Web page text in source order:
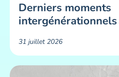
Derniers moments
31 juillet 2026